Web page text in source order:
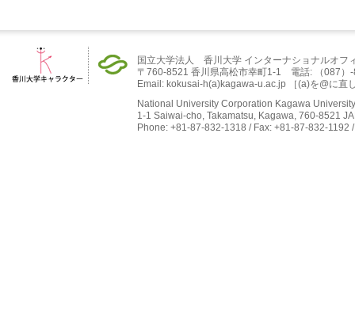
国立大学法人 香川大学 インターナショナルオフ
〒760-8521 香川県高松市幸町1-1 電話: （087）
Email: kokusai-h(a)kagawa-u.ac.jp ［(a)を@に直
National University Corporation Kagawa
1-1 Saiwai-cho, Takamatsu, Kagawa, 760-8521
Phone: +81-87-832-1318 / Fax: +81-87-832-